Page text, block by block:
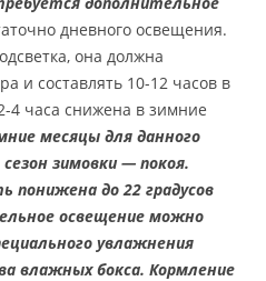
дневного освещения.
она должна
и составлять 10-12 часов в
часа снижена в зимние
месяцы для данного
зимовки — покоя.
понижена до 22 градусов
освещение можно
увлажнения
влажных бокса. Кормление